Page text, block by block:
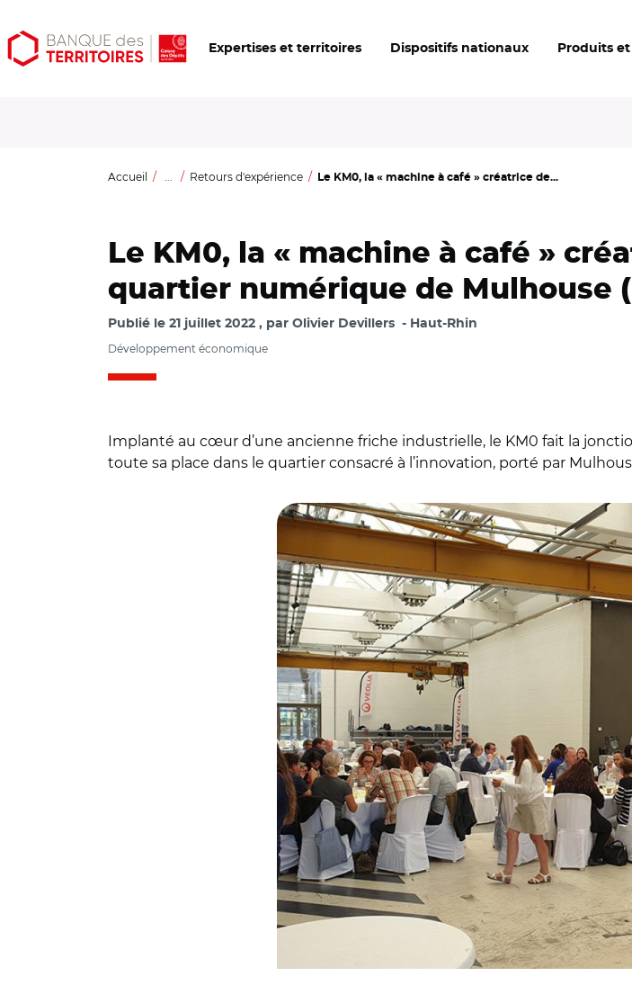
Aller
au
Aller
au
Ouvrir
les
Expertises et territoires Dispositifs nationaux Produits
Accueil ... Retours d'expérience Le KM0, la « machine à café » créatrice de...
Le KM0, la « machine à café »
quartier numérique de Mulhouse
Publié le 21 juillet 2022 par Olivier Devillers Haut-Rhin
Développement économique
Implanté au cœur d’une ancienne friche industrielle, le KM0 fait la
toute sa place dans le quartier consacré à l’innovation, porté par